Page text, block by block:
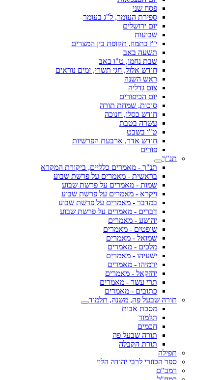
פסח שני
ספירת העומר, ל"ג בעומר
יום ירושלים
שבועות
י"ז בתמוז, תקופת בין המצרים
תשעה באב
שבת נחמו, ט"ו באב
חודש אלול, חגי תשרי, ימים נוראים
ראש השנה
צום גדליה
יום הכיפורים
סוכות, שמחת תורה
חודש כסלו, חנוכה
עשרה בטבת
ט"ו בשבט
חודש אדר, ארבעת הפרשיות
פורים
תנ"ך
תנ"ך - מאמרים כלליים, ביקורת המקרא
בראשית - מאמרים על פרשת שבוע
שמות - מאמרים על פרשת שבוע
ויקרא - מאמרים על פרשת שבוע
במדבר - מאמרים על פרשת שבוע
דברים - מאמרים על פרשת שבוע
יהושע - מאמרים
שופטים - מאמרים
שמואל - מאמרים
מלכים - מאמרים
ישעיהו - מאמרים
ירמיהו - מאמרים
יחזקאל - מאמרים
תרי עשר - מאמרים
כתובים - מאמרים
תורה שבעל פה, משנה, תלמוד
מסכת אבות
תלמוד
חכמים
תורה שבעל פה
תורת הקבלה
תפילה
ספר הכוזרי לרבי יהודה הלוי
רמב"ם